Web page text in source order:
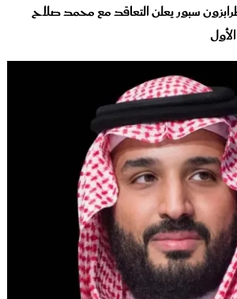
سبور يعلن التعاقد مع محمد صلاح